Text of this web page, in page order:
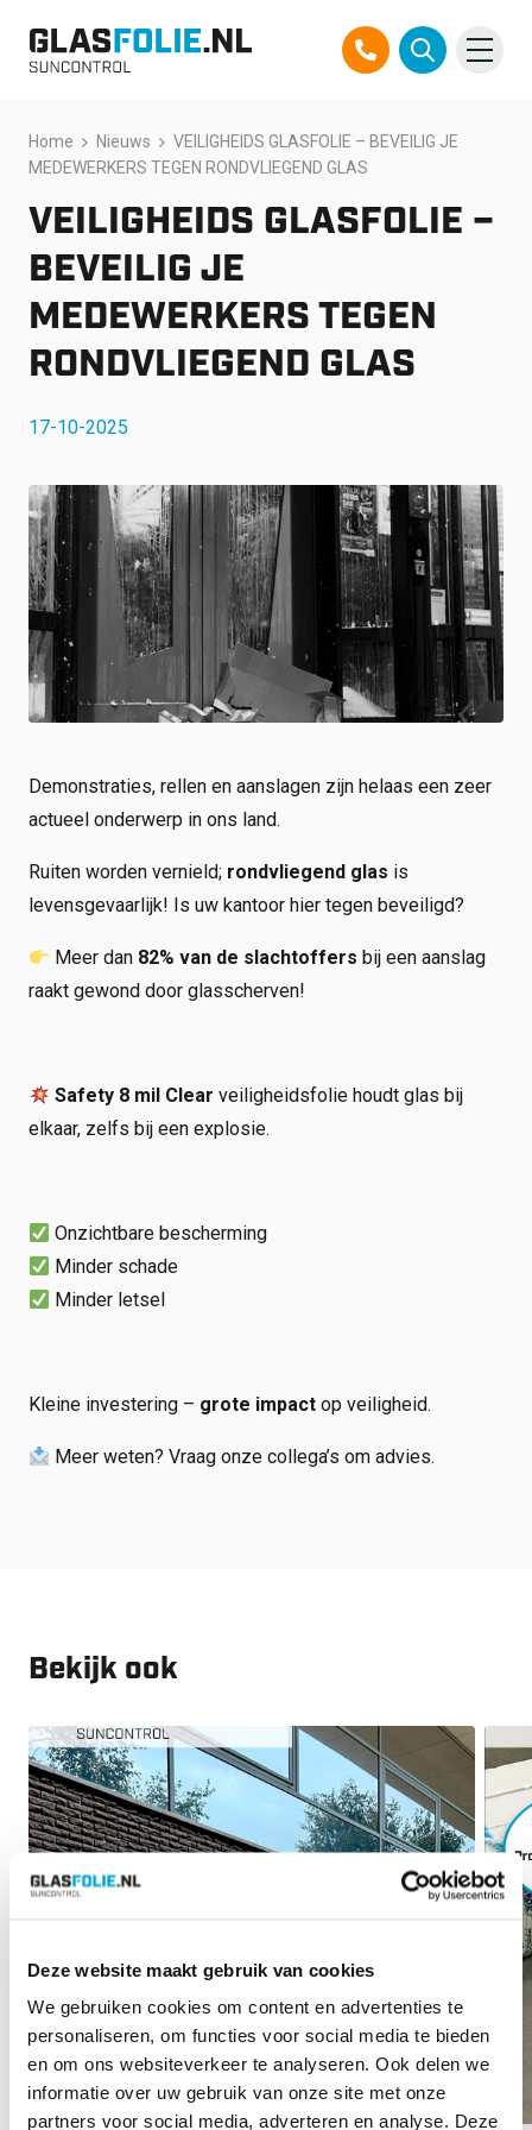
Deze website maakt gebruik van cookies
We gebruiken cookies om content en advertenties te
personaliseren, om functies voor social media te bieden
en om ons websiteverkeer te analyseren. Ook delen we
informatie over uw gebruik van onze site met onze
partners voor social media, adverteren en analyse. Deze
naar
inhoud
Producten
Oplossingen
Projecten
Referenties
Official Partner TEGO
Werken bij
Nieuws
FAQ
Shop
Inloggen
Home Nieuws
VEILIGHEIDS GLASFOLIE – BEVEILIG JE
MEDEWERKERS TEGEN RONDVLIEGEND GLAS
VEILIGHEIDS GLASFOLIE –
BEVEILIG JE
MEDEWERKERS TEGEN
RONDVLIEGEND GLAS
17-10-2025
Demonstraties, rellen en aanslagen zijn helaas een zeer
actueel onderwerp in ons land.
Ruiten worden vernield; rondvliegend glas is
levensgevaarlijk! Is uw kantoor hier tegen beveiligd?
Meer dan 82% van de slachtoffers bij een aanslag
raakt gewond door glasscherven!
Safety 8 mil Clear veiligheidsfolie houdt glas bij
elkaar, zelfs bij een explosie.
Onzichtbare bescherming
Minder schade
Minder letsel
Kleine investering – grote impact op veiligheid.
Meer weten? Vraag onze collega’s om advies.
Bekijk ook